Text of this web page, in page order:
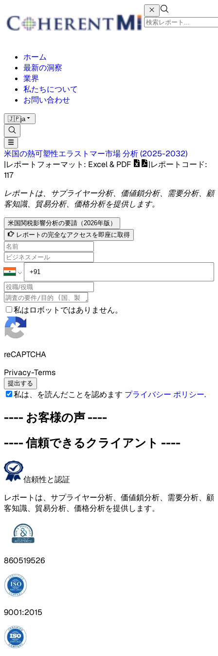
ホーム
最新の洞察
業界
私たちについて
お問い合わせ
🇯🇵ja
米国の熱可塑性エラストマー市場分析(2025-2032)
|レポートフォーマット : Excel & PDF |レポートコード:
117
レポートは、サプライヤー分析、価値鎖分析、需要分析、顧
客知識、貿易分析、価格分析を提供します。
米国関税影響分析の要請（2026年版）
レポートの完全なアクセスを即座に取得
私はロボットではありません。
reCAPTCHA
Privacy-Terms
提出する
私は、を読んだことを認めます プライバシー ポリシー.
----お客様の声----
----信頼できるクライアント ----
信頼性と認証
レポートは、サプライヤー分析、価値鎖分析、需要分析、顧
客知識、貿易分析、価格分析を提供します。
860519526
9001:2015